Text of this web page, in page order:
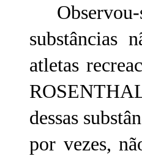
Observou-
substâncias
atletas
dessas
por vezes,